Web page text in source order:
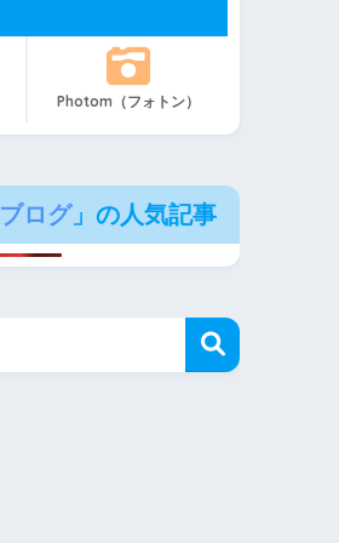
Photom（フォトン）
ブログ」の人気記事